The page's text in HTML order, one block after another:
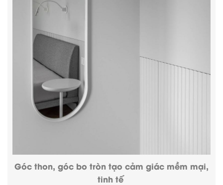
Góc thon, góc bo tròn tạo cảm giác mềm mại,
tinh tế